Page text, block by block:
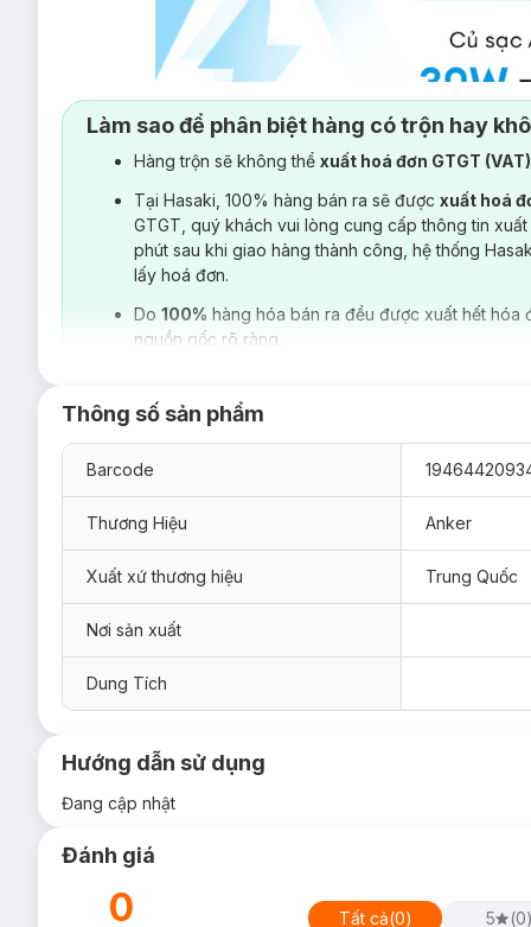
Ưu thế nổi bật của Củ Sạc Nhanh 1C Anker Zolo
Làm sao để phân biệt hàng có trộn hay
Hàng trộn sẽ không thể xuất hoá đơn GTGT
Tại Hasaki, 100% hàng bán ra sẽ được xuất hoá
GTGT, quý khách vui lòng cung cấp thông tin
phút sau khi giao hàng thành công, hệ thống
lấy hoá đơn.
Do 100% hàng hóa bán ra đều được xuất hết hóa
nguồn gốc rõ ràng.
Thông số sản phẩm
Barcode
Thương Hiệu Anker
Xuất xứ thương hiệu Trung Quốc
Nơi sản xuất
Dung Tích
Hướng dẫn sử dụng
Đang cập nhật
Đánh giá
0 Tất cả(0) 5 (0)